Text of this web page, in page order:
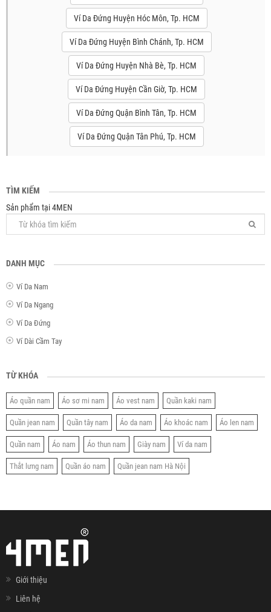
Ví Da Đứng Huyện Hóc Môn, Tp. HCM
Ví Da Đứng Huyện Bình Chánh, Tp. HCM
Ví Da Đứng Huyện Nhà Bè, Tp. HCM
Ví Da Đứng Huyện Cần Giờ, Tp. HCM
Ví Da Đứng Quận Bình Tân, Tp. HCM
Ví Da Đứng Quận Tân Phú, Tp. HCM
TÌM KIẾM
Sản phẩm tại 4MEN
DANH MỤC
Ví Da Nam
Ví Da Ngang
Ví Da Đứng
Ví Dài Cầm Tay
TỪ KHÓA
Áo quần nam Áo sơ mi nam Áo vest nam Quần kaki nam
Quần jean nam Quần tây nam Áo da nam Áo khoác nam Áo len nam
Quần nam Áo nam Áo thun nam Giày nam Ví da nam
Thắt lưng nam Quần áo nam Quần jean nam Hà Nội
Giới thiệu
Liên hệ